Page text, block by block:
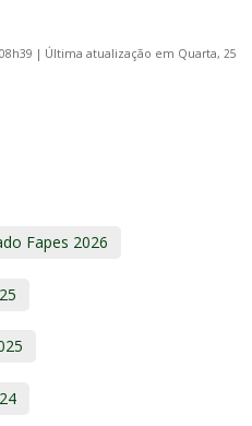
| Última atualização em Quarta, 25
Fapes 2026